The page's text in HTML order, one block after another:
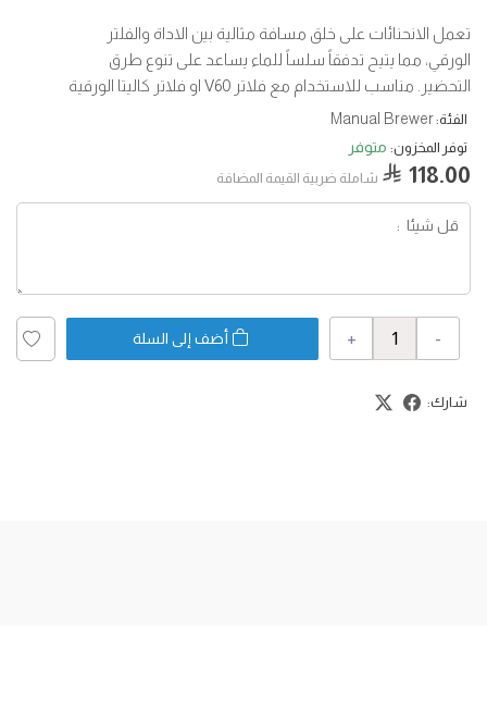
تعمل الانحنائات على خلق مسافة مثالية بين الاداة والفلتر
الورقي، مما يتيح تدفقاً سلساً للماء يساعد على تنوع طرق
التحضير. مناسب للاستخدام مع فلاتر V60 او فلاتر كاليتا الورقية
الفئة:Manual Brewer
توفر المخزون: متوفر
118.00 شاملة ضربية القيمة المضافة
-
+ أضف إلى السلة
شارك: